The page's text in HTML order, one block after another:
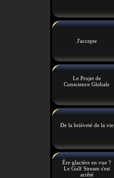
J'accepte
Le Projet de
Conscience Globale
De la brièveté de la vie
Ère glacière en vue ?
Le Gulf Stream s'est
arrêté